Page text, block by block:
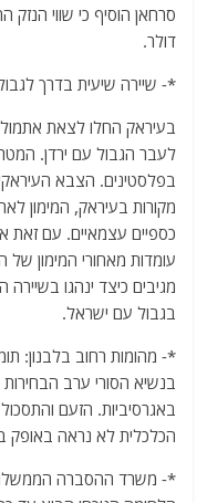
דולר.
*- שיירה שיעית בדרך
בעיראק החלו לצאת אתמול
לעבר הגבול עם ירדן.
בפלסטינים. הצבא
מקורות בעיראק, המימון
כספיים עצמאיים. עם זאת
עומדות מאחורי המימון
מגיבים כיצד ינהגו בשיירה
בגבול עם ישראל.
*- מהומות רחוב בלבנון:
בנשיא הסורי ערב הבחירות
באגרסיביות. הזעם
הכלכלית לא נראה באופק
*- משרד ההסברה